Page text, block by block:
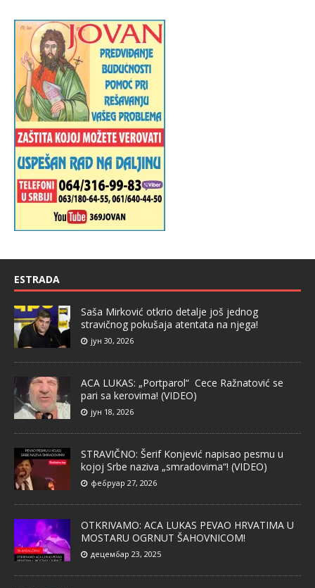
ESTRADA
Saša Mirković otkrio detalje još jednog
stravičnog pokušaja atentata na njega!
јун 30, 2026
ACA LUKAS: „Portparol“ Cece Ražnatović se
pari sa kerovima! (VIDEO)
јун 18, 2026
STRAVIČNO: Šerif Konjević napisao pesmu u
kojoj Srbe naziva „smradovima“! (VIDEO)
фебруар 27, 2026
OTKRIVAMO: ACA LUKAS PEVAO HRVATIMA U
MOSTARU OGRNUT ŠAHOVNICOM!
децембар 23, 2025